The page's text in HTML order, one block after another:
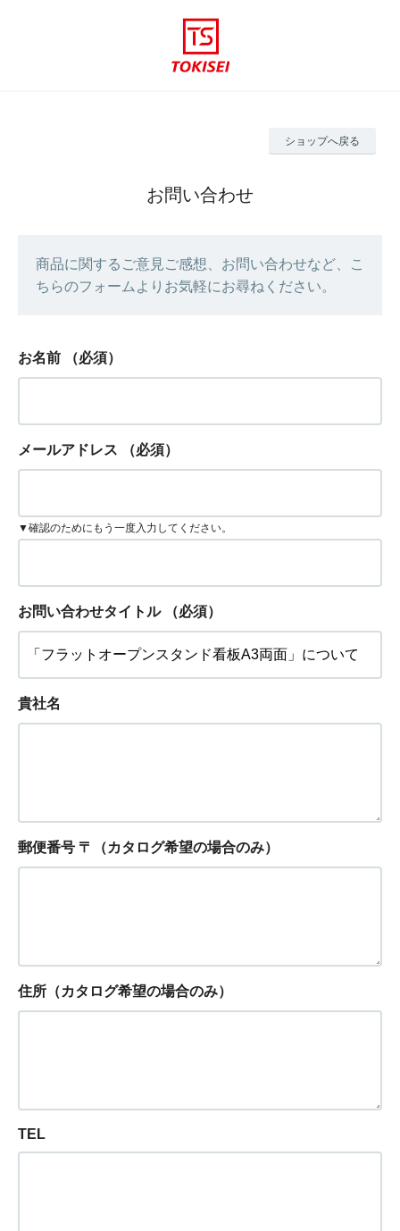
ショップへ戻る
お問い合わせ
商品に関するご意見ご感想、お問い合わせなど、こ
ちらのフォームよりお気軽にお尋ねください。
お名前 （必須）
メールアドレス （必須）
▼確認のためにもう一度入力してください。
お問い合わせタイトル （必須）
貴社名
郵便番号 〒（カタログ希望の場合のみ）
住所（カタログ希望の場合のみ）
TEL